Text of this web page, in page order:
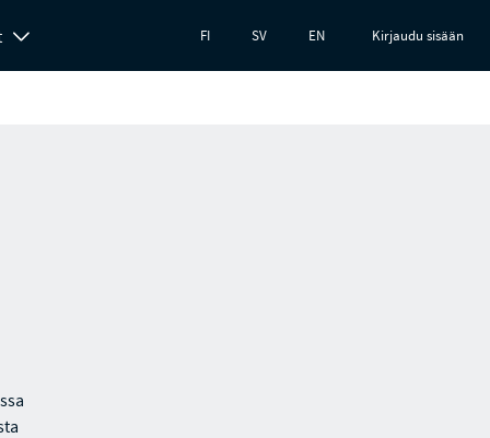
FI SV EN Kirjaudu sisään